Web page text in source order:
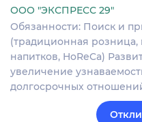
ООО "ЭКСПРЕСС 29"
Обязанности: Поиск и
(традиционная
напитков, HoReCa)
увеличение
долгосрочных